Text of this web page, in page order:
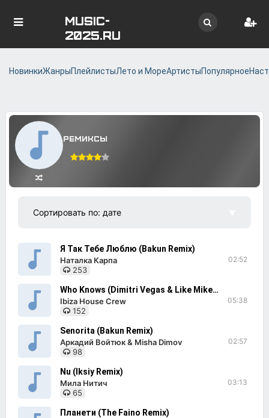
MUSIC-
2025.RU
НовинкиЖанрыПлейлистыЛето и МореАртистыПопулярное
Ремиксы
Я Так Тебе Люблю (Bakun Remix)
Наталка Карпа
253
02:52
Who Knows (Dimitri Vegas & Like Mike Remix)
Ibiza House Crew
152
05:38
Senorita (Bakun Remix)
Аркадий Войтюк & Misha Dimov
98
02:57
Nu (Iksiy Remix)
Мила Нитич
65
03:13
Планети (The Faino Remix)